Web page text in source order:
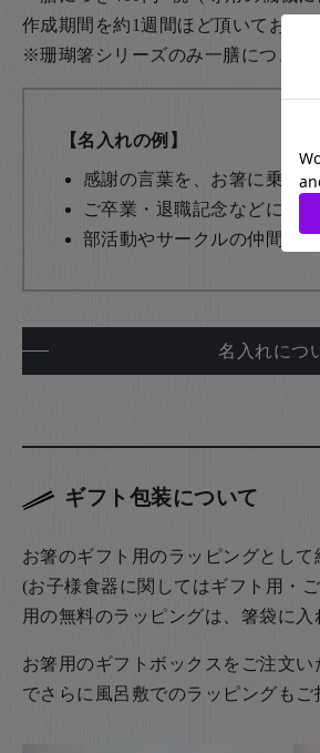
作成期間を約1週間ほど頂いておりま
※珊瑚箸シリーズのみ一膳につき
【名入れの例】
感謝の言葉を、お箸に乗せて
ご卒業・退職記念などに
部活動やサークルの仲間同
名入れにつ
ギフト包装について
お箸のギフト用のラッピングとし
(お子様食器に関してはギフト用・
用の無料のラッピングは、箸袋に入
お箸用のギフトボックスをご注文
でさらに風呂敷でのラッピングも